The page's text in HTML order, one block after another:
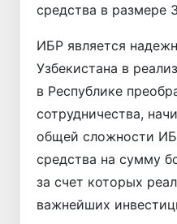
средства в размере
ИБР является
Узбекистана в
в Республике
сотрудничества,
общей сложности
средства на сумму
за счет которых
важнейших